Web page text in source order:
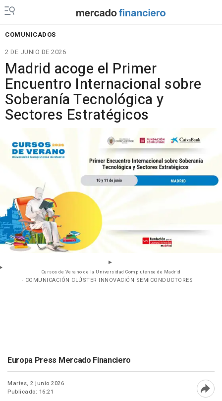
COMUNICADOS
2 DE JUNIO DE 2026
Madrid acoge el Primer
Encuentro Internacional sobre
Soberanía Tecnológica y
Sectores Estratégicos
Cursos de Verano de la Universidad Complutense de Madrid
- COMUNICACIÓN CLÚSTER INNOVACIÓN SEMICONDUCTORES
Europa Press Mercado Financiero
Martes, 2 junio 2026
Publicado: 16:21